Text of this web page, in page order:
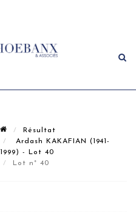
Résultat
Ardash KAKAFIAN (1941-
1999) - Lot 40
Lot n° 40